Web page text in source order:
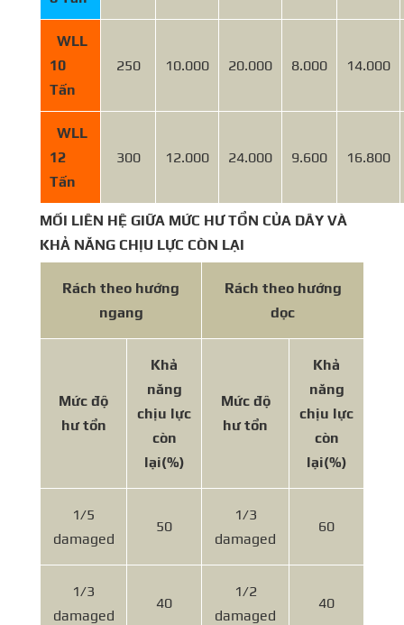
WLL
10
Tấn
250 10.000 20.000 8.000 14.000
WLL
12
Tấn
300 12.000 24.000 9.600 16.800
MỐI LIÊN HỆ GIỮA MỨC HƯ TỔN CỦA DÂY VÀ
KHẢ NĂNG CHỊU LỰC CÒN LẠI
Rách theo hướng
ngang
Rách theo hướng
dọc
Mức độ
hư tổn
Khả
năng
chịu lực
còn
lại(%)
Mức độ
hư tổn
Khả
năng
chịu lực
còn
lại(%)
1/5
damaged
50
1/3
damaged
60
1/3
damaged
40
1/2
damaged
40